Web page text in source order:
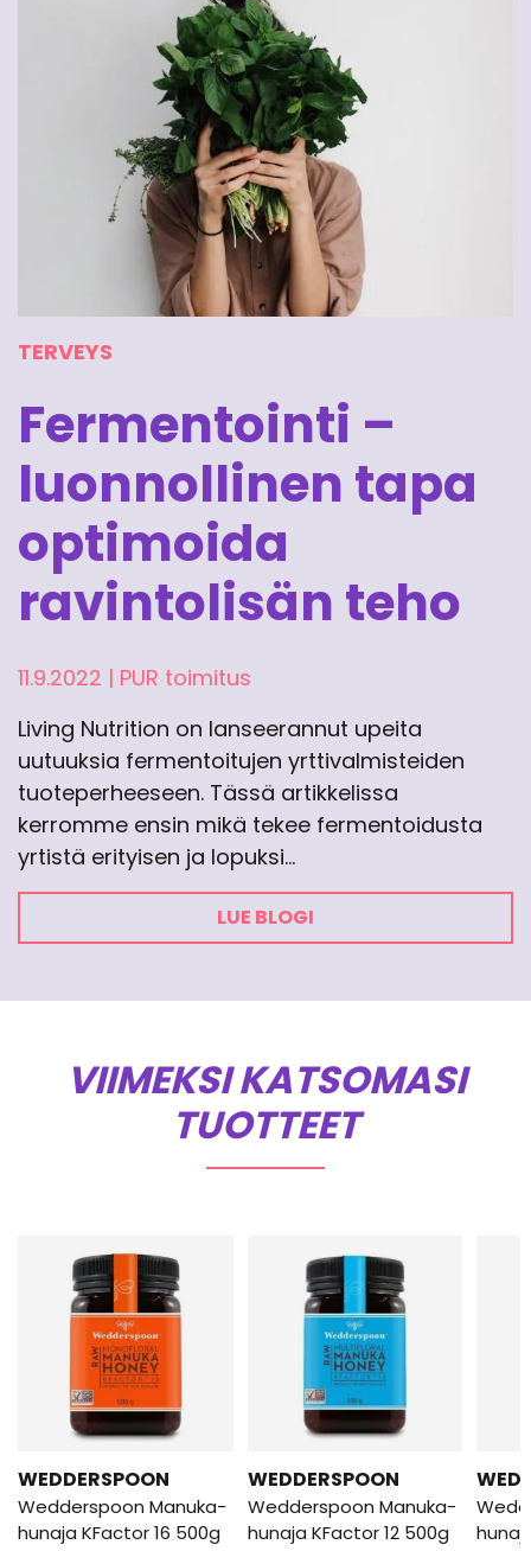
TERVEYS
Fermentointi –
luonnollinen tapa
optimoida
ravintolisän teho
11.9.2022 | PUR toimitus
Living Nutrition on lanseerannut upeita
uutuuksia fermentoitujen yrttivalmisteiden
tuoteperheeseen. Tässä artikkelissa
kerromme ensin mikä tekee fermentoidusta
yrtistä erityisen ja lopuksi…
LUE BLOGI
VIIMEKSI KATSOMASI
TUOTTEET
WEDDERSPOON
Wedderspoon Manuka-
hunaja KFactor 16 500g
WEDDERSPOON
Wedderspoon Manuka-
hunaja KFactor 12 500g